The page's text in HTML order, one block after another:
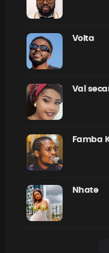
Volta
Vai
Famba
Nhate